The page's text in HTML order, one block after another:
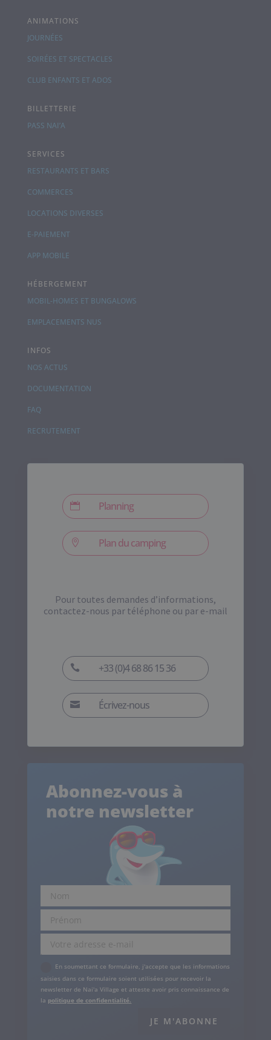
ANIMATIONS
JOURNÉES
SOIRÉES ET SPECTACLES
CLUB ENFANTS ET ADOS
BILLETTERIE
PASS NAI’A
SERVICES
RESTAURANTS ET BARS
COMMERCES
LOCATIONS DIVERSES
E-PAIEMENT
APP MOBILE
HÉBERGEMENT
MOBIL-HOMES ET BUNGALOWS
EMPLACEMENTS NUS
INFOS
NOS ACTUS
DOCUMENTATION
FAQ
RECRUTEMENT
 Planning
 Plan du camping
Pour toutes demandes d’informations,
contactez-nous par téléphone ou par e-mail
 +33 (0)4 68 86 15 36
 Écrivez-nous
Abonnez-vous à
notre newsletter
.
En soumettant ce formulaire, j'accepte que les informations
saisies dans ce formulaire soient utilisées pour recevoir la
newsletter de Nai'a Village et atteste avoir pris connaissance de
la politique de confidentialité.
JE M'ABONNE